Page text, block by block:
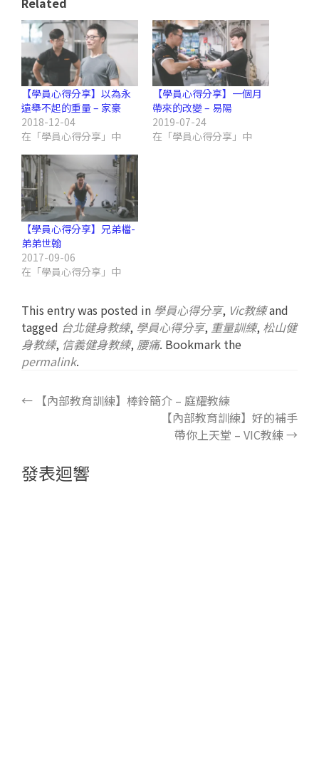
【學員心得分享】以為永
遠舉不起的重量 – 家豪
2018-12-04
在「學員心得分享」中
【學員心得分享】一個月
帶來的改變 – 易陽
2019-07-24
在「學員心得分享」中
【學員心得分享】兄弟檔-
弟弟世翰
2017-09-06
在「學員心得分享」中
This entry was posted in 學員心得分享, Vic教練and
tagged 台北健身教練, 學員心得分享, 重量訓練, 松山健
身教練, 信義健身教練, 腰痛. Bookmark the
permalink.
← 【內部教育訓練】棒鈴簡介 – 庭耀教練
【內部教育訓練】好的補手
帶你上天堂 – VIC教練→
發表迴響